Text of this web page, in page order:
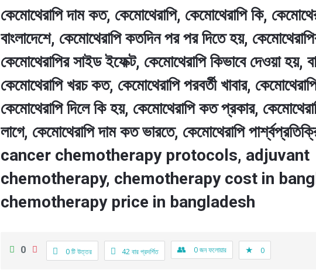
কেমোথেরাপি দাম কত, কেমোথেরাপি, কেমোথেরাপি কি,
বাংলাদেশে, কেমোথেরাপি কতদিন পর পর দিতে হয়,
কেমোথেরাপির সাইড ইফেক্ট, কেমোথেরাপি কিভাবে দেওয়া হয়,
কেমোথেরাপি খরচ কত, কেমোথেরাপি পরবর্তী খাবার,
কেমোথেরাপি দিলে কি হয়, কেমোথেরাপি কত প্রকার,
লাগে, কেমোথেরাপি দাম কত ভারতে, কেমোথেরাপি
cancer chemotherapy protocols, adjuvant
chemotherapy, chemotherapy cost in
chemotherapy price in bangladesh
0 0 টি উত্তর 42বার প্রদর্শিত 0জন ফলোয়ার 0